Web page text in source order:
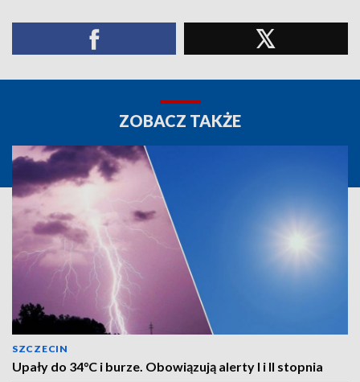
ZOBACZ TAKŻE
SZCZECIN
Upały do 34°C i burze. Obowiązują alerty I i II stopnia